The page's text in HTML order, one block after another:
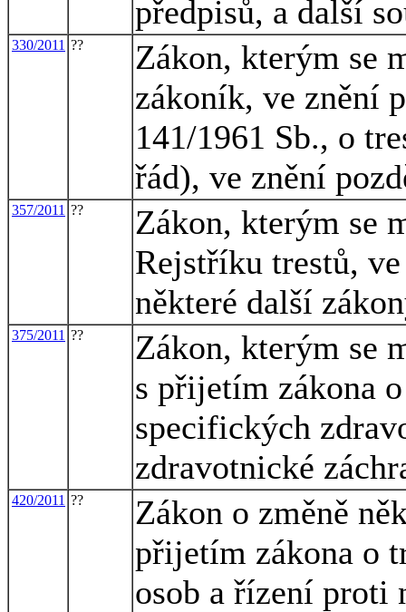
předpisů, a další
330/2011 ??
Zákon, kterým se
zákoník, ve znění
141/1961 Sb., o
řád), ve znění
357/2011 ??
Zákon, kterým se
Rejstříku trestů,
některé další
375/2011 ??
Zákon, kterým se
s přijetím zákona
specifických
zdravotnické
420/2011 ??
Zákon o změně
přijetím zákona o
osob a řízení proti